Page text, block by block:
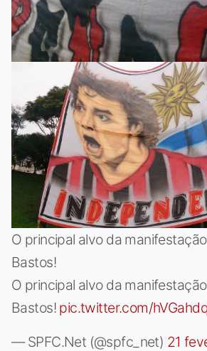
O principal alvo da
Bastos!
O principal alvo da
Bastos! pic.twitter.com/
— SPFC.Net (@spfc_net) 21